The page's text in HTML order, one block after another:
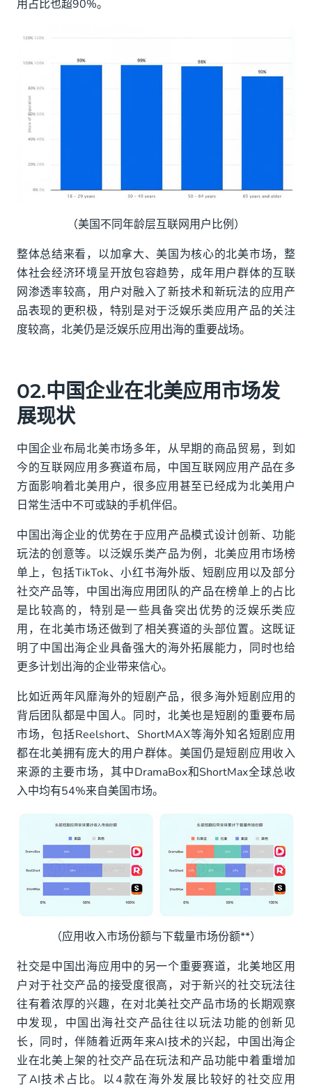
用占比也超90%。
（美国不同年龄层互联网用户比例）
整体总结来看，以加拿大、美国为核心的北美市场，整
体社会经济环境呈开放包容趋势，成年用户群体的互联
网渗透率较高，用户对融入了新技术和新玩法的应用产
品表现的更积极，特别是对于泛娱乐类应用产品的关注
度较高，北美仍是泛娱乐应用出海的重要战场。
02.中国企业在北美应用市场发
展现状
中国企业布局北美市场多年，从早期的商品贸易，到如
今的互联网应用多赛道布局，中国互联网应用产品在多
方面影响着北美用户，很多应用甚至已经成为北美用户
日常生活中不可或缺的手机伴侣。
中国出海企业的优势在于应用产品模式设计创新、功能
玩法的创意等。以泛娱乐类产品为例，北美应用市场榜
单上，包括TikTok、小红书海外版、短剧应用以及部分
社交产品等，中国出海应用团队的产品在榜单上的占比
是比较高的，特别是一些具备突出优势的泛娱乐类应
用，在北美市场还做到了相关赛道的头部位置。这既证
明了中国出海企业具备强大的海外拓展能力，同时也给
更多计划出海的企业带来信心。
比如近两年风靡海外的短剧产品，很多海外短剧应用的
背后团队都是中国人。同时，北美也是短剧的重要布局
市场，包括Reelshort、ShortMAX等海外知名短剧应用
都在北美拥有庞大的用户群体。美国仍是短剧应⽤收⼊
来源的主要市场，其中DramaBox和ShortMax全球总收
⼊中均有54%来⾃美国市场。
（应用收入市场份额与下载量市场份额**）
社交是中国出海应用中的另一个重要赛道，北美地区用
户对于社交产品的接受度很高，对于新兴的社交玩法往
往有着浓厚的兴趣，在对北美社交产品市场的长期观察
中发现，中国出海社交产品往往以玩法功能的创新见
长，同时，伴随着近两年来AI技术的兴起，中国出海企
业在北美上架的社交产品在玩法和产品功能中着重增加
了AI技术占比。以4款在海外发展比较好的社交应用